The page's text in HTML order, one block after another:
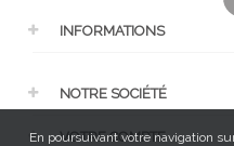
INFORMATIONS
NOTRE SOCIÉTÉ
VOTRE COMPTE
En poursuivant votre navigation